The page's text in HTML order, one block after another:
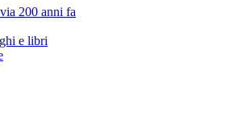
200 anni fa
e libri